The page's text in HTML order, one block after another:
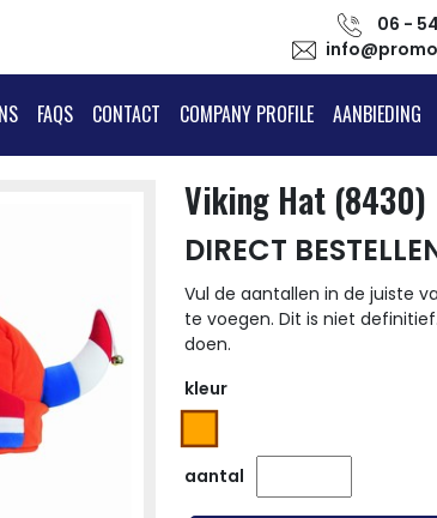
06 -
FAQS CONTACT COMPANY PROFILE AANBIEDING
Viking Hat (8430)
DIRECT
Vul de aantallen in de juiste
te voegen. Dit is niet
doen.
kleur
aantal